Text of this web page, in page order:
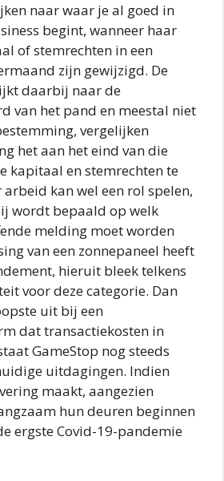
naar waar je al goed in
begint, wanneer haar
of stemrechten in een
zijn gewijzigd. De
daarbij naar de
van het pand en meestal niet
vergelijken
het aan het eind van die
kapitaal en stemrechten te
kan wel een rol spelen,
wordt bepaald op welk
melding moet worden
van een zonnepaneel heeft
hieruit bleek telkens
voor deze categorie. Dan
uit bij een
dat transactiekosten in
GameStop nog steeds
uitdagingen. Indien
maakt, aangezien
hun deuren beginnen
ergste Covid-19-pandemie